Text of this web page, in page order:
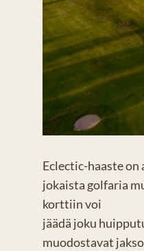
Eclectic-haaste
jokaista golfaria
korttiin voi
jäädä joku
muodostavat